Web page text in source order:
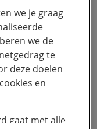
je iPhone zit,
met je
eenvoudig
stappen om de
te maken:
is;
satéprikker;
om vuil los te
we je graag
we de
te
deze doelen
en
gaat met alle